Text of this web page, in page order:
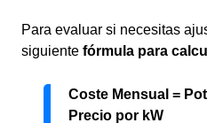
Para evaluar si necesitas
siguiente fórmula para
Coste Mensual =
Precio por kW